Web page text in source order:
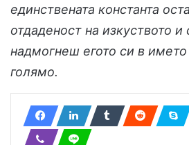
единствената константа
отдаденост на изкуството и
надмогнеш егото си в
голямо.